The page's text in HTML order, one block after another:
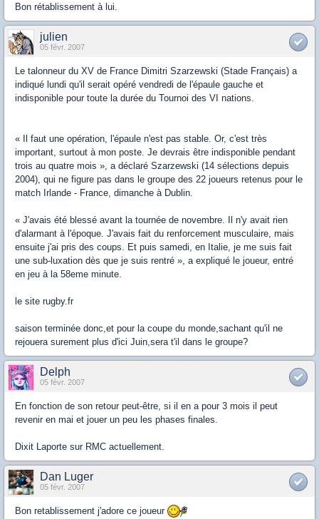
Bon rétablissement à lui.
julien
05 févr. 2007
Le talonneur du XV de France Dimitri Szarzewski (Stade Français) a
indiqué lundi qu'il serait opéré vendredi de l'épaule gauche et
indisponible pour toute la durée du Tournoi des VI nations.
« Il faut une opération, l'épaule n'est pas stable. Or, c'est très
important, surtout à mon poste. Je devrais être indisponible pendant
trois au quatre mois », a déclaré Szarzewski (14 sélections depuis
2004), qui ne figure pas dans le groupe des 22 joueurs retenus pour le
match Irlande - France, dimanche à Dublin.
« J'avais été blessé avant la tournée de novembre. Il n'y avait rien
d'alarmant à l'époque. J'avais fait du renforcement musculaire, mais
ensuite j'ai pris des coups. Et puis samedi, en Italie, je me suis fait
une sub-luxation dès que je suis rentré », a expliqué le joueur, entré
en jeu à la 58eme minute.
le site rugby.fr
saison terminée donc,et pour la coupe du monde,sachant qu'il ne
rejouera surement plus d'ici Juin,sera t'il dans le groupe?
Delph
05 févr. 2007
En fonction de son retour peut-être, si il en a pour 3 mois il peut
revenir en mai et jouer un peu les phases finales.
Dixit Laporte sur RMC actuellement.
Dan Luger
05 févr. 2007
Bon retablissement j'adore ce joueur